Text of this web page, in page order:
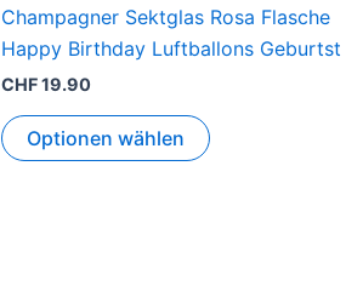
Champagner Sektglas Rosa Flasche
Happy Birthday Luftballons Geburtst
CHF19.90
Optionen wählen